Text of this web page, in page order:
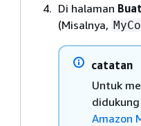
Di halaman
(Misalnya,
catatan
Untuk
Amazon